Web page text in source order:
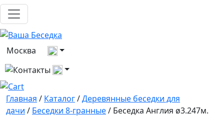
Москва
Выберите город
Все контакты
Главная / Каталог/Деревянные беседки для
дачи / Беседки 8-гранные/ Беседка Англия ø3.247м.